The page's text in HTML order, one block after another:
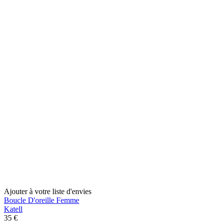
Ajouter à votre liste d'envies
Boucle D'oreille Femme
Katell
35 €